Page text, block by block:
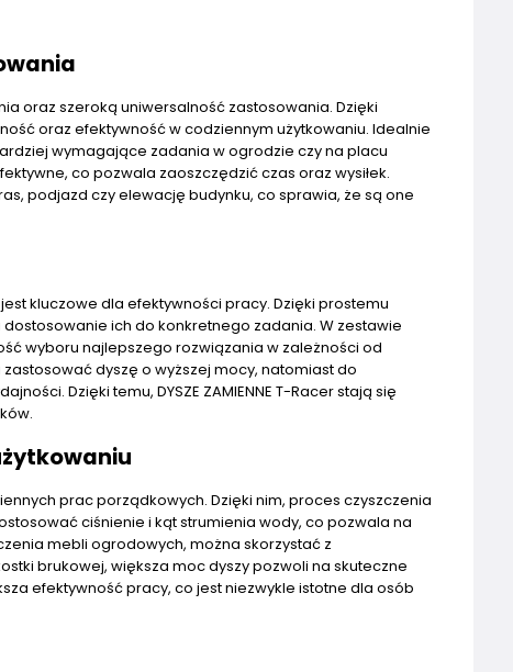
oraz szeroką uniwersalność zastosowania. Dzięki
oraz efektywność w codziennym użytkowaniu. Idealnie
wymagające zadania w ogrodzie czy na placu
co pozwala zaoszczędzić czas oraz wysiłek.
podjazd czy elewację budynku, co sprawia, że są one
jest kluczowe dla efektywności pracy. Dzięki prostemu
ich do konkretnego zadania. W zestawie
wyboru najlepszego rozwiązania w zależności od
dyszę o wyższej mocy, natomiast do
Dzięki temu, DYSZE ZAMIENNE T-Racer stają się
prac porządkowych. Dzięki nim, proces czyszczenia
ciśnienie i kąt strumienia wody, co pozwala na
mebli ogrodowych, można skorzystać z
brukowej, większa moc dyszy pozwoli na skuteczne
efektywność pracy, co jest niezwykle istotne dla osób